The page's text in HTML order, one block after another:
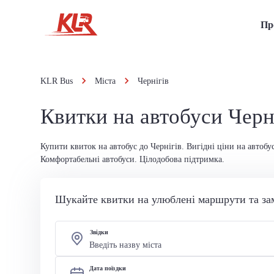
KLR Bus Міста Чернігів
Квитки на автобуси
Купити квиток на автобус до Чернігів. Вигідні ціни на
Комфортабельні автобуси. Цілодобова підтримка.
Шукайте квитки на улюблені маршрути та
Звідки
Дата поїздки